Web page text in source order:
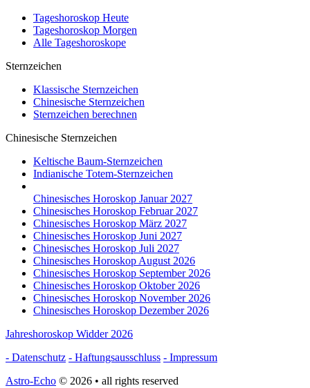
Tageshoroskop Heute
Tageshoroskop Morgen
Alle Tageshoroskope
Sternzeichen
Klassische Sternzeichen
Chinesische Sternzeichen
Sternzeichen berechnen
Chinesische Sternzeichen
Keltische Baum-Sternzeichen
Indianische Totem-Sternzeichen
Chinesisches Horoskop Januar 2027
Chinesisches Horoskop Februar 2027
Chinesisches Horoskop März 2027
Chinesisches Horoskop Juni 2027
Chinesisches Horoskop Juli 2027
Chinesisches Horoskop August 2026
Chinesisches Horoskop September 2026
Chinesisches Horoskop Oktober 2026
Chinesisches Horoskop November 2026
Chinesisches Horoskop Dezember 2026
Jahreshoroskop Widder 2026
- Datenschutz - Haftungsausschluss - Impressum
Astro-Echo © 2026 • all rights reserved